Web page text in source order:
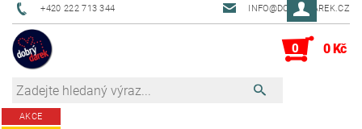
+420 222 713 344 INFO@DOBRYDAREK.CZ
0 0 Kč
AKCE